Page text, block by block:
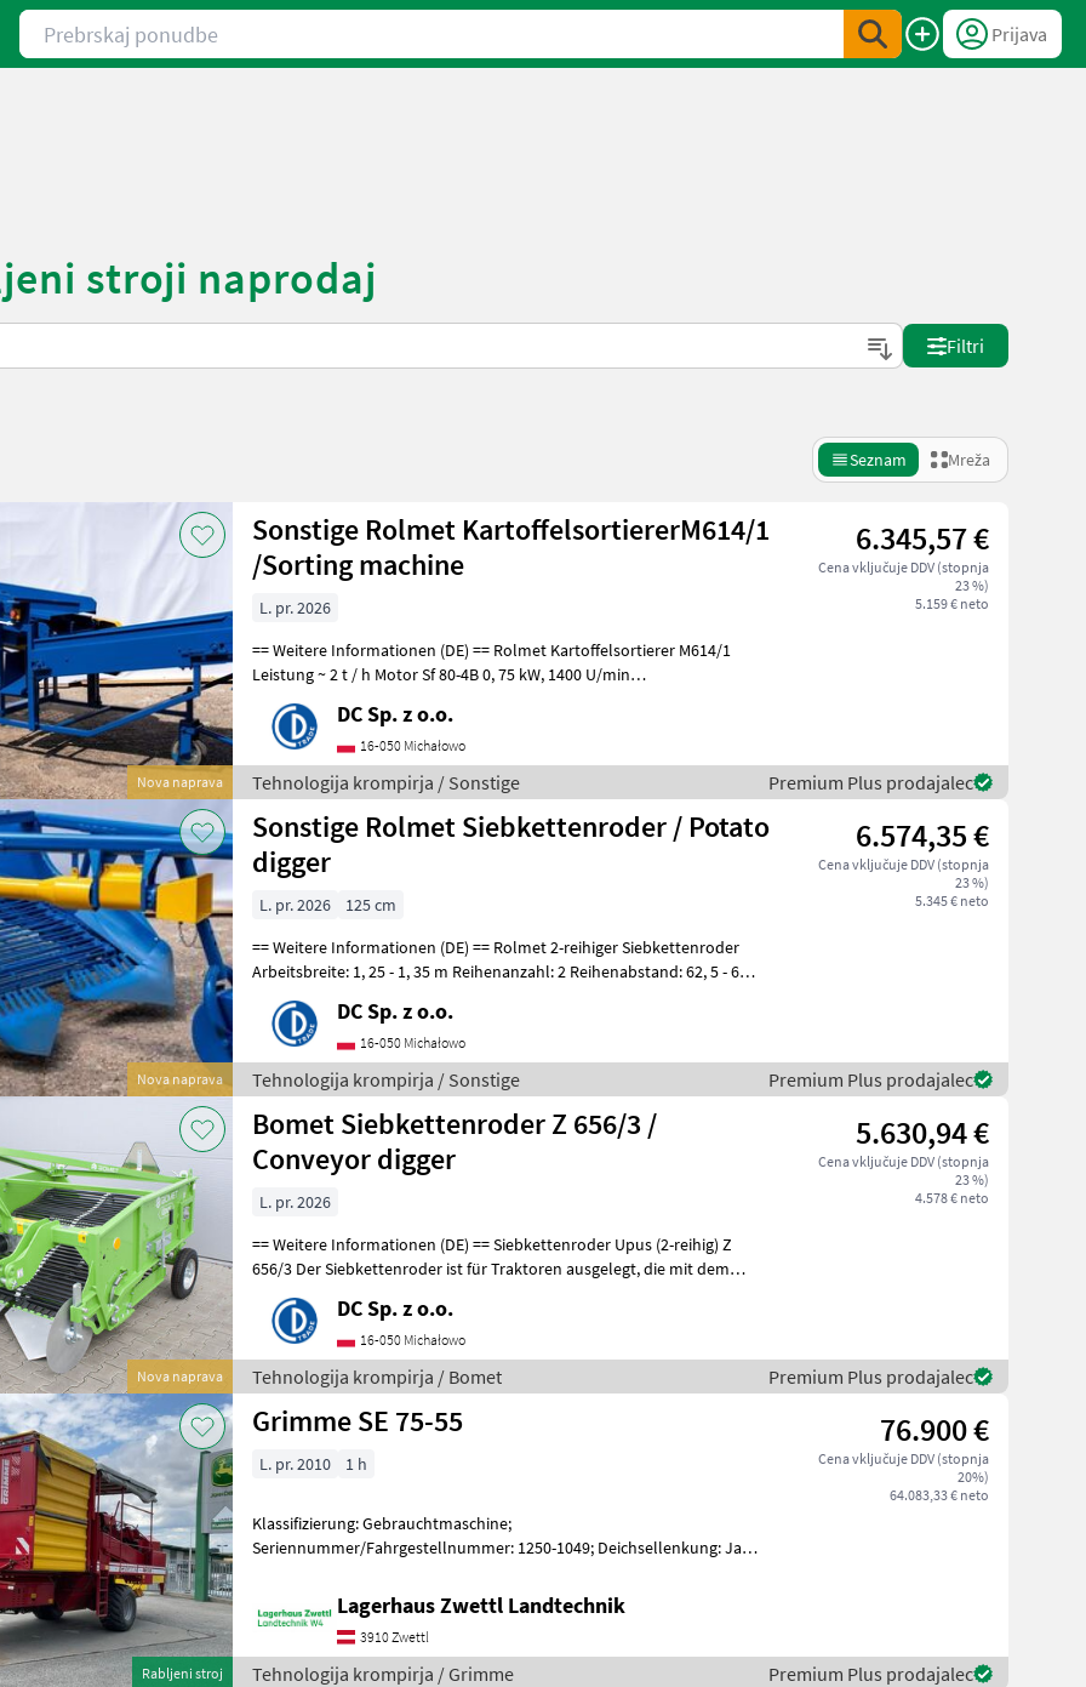
Prebrskaj ponudbe
Prijava
stroji naprodaj
Filtri
Seznam Mreža
Nova naprava
Sonstige Rolmet KartoffelsortiererM614/1
/Sorting machine
6.345,57 €
Cena vključuje DDV (stopnja
23 %)
5.159 € neto
L. pr. 2026
== Weitere Informationen (DE) == Rolmet Kartoffelsortierer M614/1
Leistung ~ 2 t / h Motor Sf 80-4B 0, 75 kW, 1400 U/min
DC Sp. z o.o.
16-050 Michałowo
Tehnologija krompirja / Sonstige Premium Plus prodajalec
Nova naprava
Sonstige Rolmet Siebkettenroder / Potato
digger
6.574,35 €
Cena vključuje DDV (stopnja
23 %)
5.345 € neto
L. pr. 2026
125 cm
== Weitere Informationen (DE) == Rolmet 2-reihiger Siebkettenroder
Arbeitsbreite: 1, 25 - 1, 35 m Reihenanzahl: 2 Reihenabstand: 62, 5 - 67,
DC Sp. z o.o.
16-050 Michałowo
Tehnologija krompirja / Sonstige Premium Plus prodajalec
Nova naprava
Bomet Siebkettenroder Z 656/3 /
Conveyor digger
5.630,94 €
Cena vključuje DDV (stopnja
23 %)
4.578 € neto
L. pr. 2026
== Weitere Informationen (DE) == Siebkettenroder Upus (2-reihig) Z
656/3 Der Siebkettenroder ist für Traktoren ausgelegt, die mit dem
DC Sp. z o.o.
16-050 Michałowo
Tehnologija krompirja / Bomet Premium Plus prodajalec
Rabljeni stroj
Grimme SE 75-55 76.900 €
Cena vključuje DDV (stopnja
20%)
64.083,33 € neto
L. pr. 2010 1 h
Klassifizierung: Gebrauchtmaschine;
Seriennummer/Fahrgestellnummer: 1250-1049; Deichsellenkung: Ja;
Lagerhaus Zwettl Landtechnik
3910 Zwettl
Tehnologija krompirja / Grimme Premium Plus prodajalec